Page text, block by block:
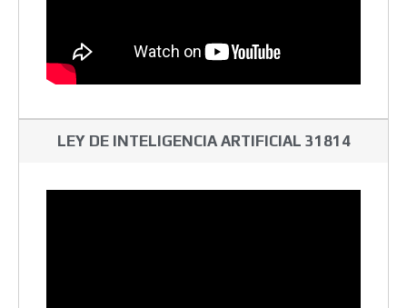
LEY DE INTELIGENCIA ARTIFICIAL 31814